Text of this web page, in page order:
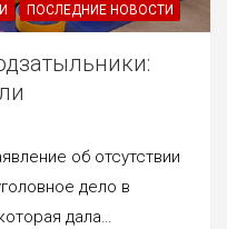
ПОСЛЕДНИЕ НОВОСТИ
об отсутствии
дело в
дала…